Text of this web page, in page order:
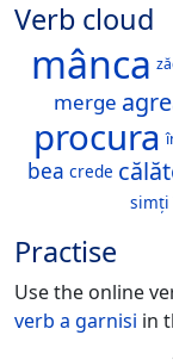
Verb cloud
mânca
merge
procura
bea crede
simți
Practise
Use the online
verb a garnisi in